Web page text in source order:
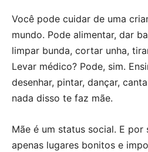
Você pode cuidar de uma
mundo. Pode alimentar, dar
limpar bunda, cortar unha,
Levar médico? Pode, sim.
desenhar, pintar, dançar,
nada disso te faz mãe.
Mãe é um status social. E por
apenas lugares bonitos e